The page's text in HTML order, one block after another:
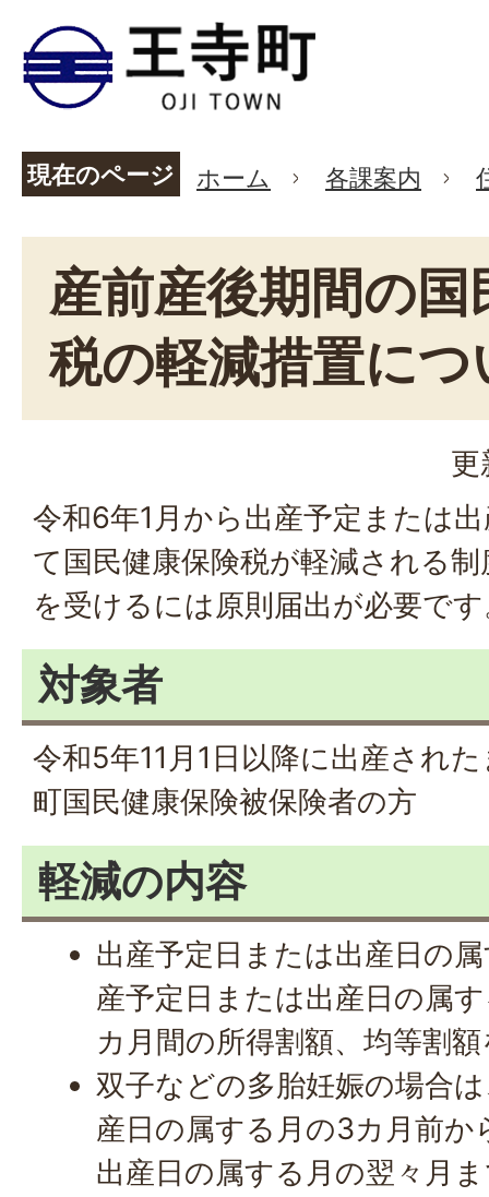
現在のページ ホーム 各課案内
産前産後期間の国
税の軽減措置につ
更
令和6年1月から出産予定または
て国民健康保険税が軽減される
を受けるには原則届出が必要で
対象者
令和5年11月1日以降に出産され
町国民健康保険被保険者の方
軽減の内容
出産予定日または出産日の
産予定日または出産日の属
カ月間の所得割額、均等割
双子などの多胎妊娠の場合
産日の属する月の3カ月前か
出産日の属する月の翌々月